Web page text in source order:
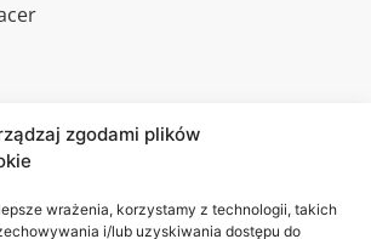
zgodami plików
wrażenia, korzystamy z technologii, takich
i/lub uzyskiwania dostępu do
Akademia